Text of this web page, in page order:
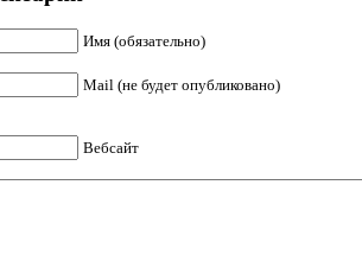
Имя (обязательно)
Mail (не будет опубликовано)
Вебсайт